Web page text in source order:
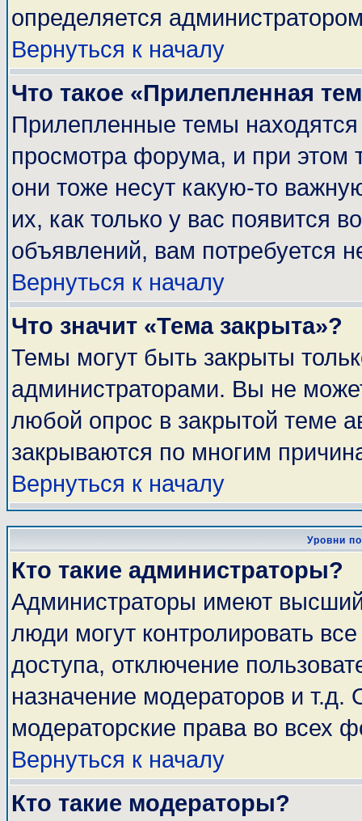
определяется
Вернуться к началу
Что такое «Прилепленная
Прилепленные темы
просмотра форума, и при этом
они тоже несут какую-то
их, как только у вас появится
объявлений, вам потребуется
Вернуться к началу
Что значит «Тема закрыта»?
Темы могут быть закрыты
администраторами. Вы не
любой опрос в закрытой теме
закрываются по многим
Вернуться к началу
Уровни
Кто такие администраторы?
Администраторы имеют
люди могут контролировать
доступа, отключение
назначение модераторов и
модераторские права во всех
Вернуться к началу
Кто такие модераторы?